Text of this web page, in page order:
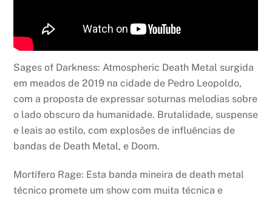
Sages of Darkness: Atmospheric Death Metal surgida
em meados de 2019 na cidade de Pedro Leopoldo,
com a proposta de expressar soturnas melodias sobre
o lado obscuro da humanidade. Brutalidade, suspense
e leais ao estilo, com explosões de influências de
bandas de Death Metal, e Doom.
Mortífero Rage: Esta banda mineira de death metal
técnico promete um show com muita técnica e